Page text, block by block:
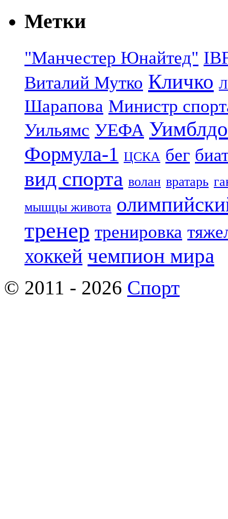
Метки
"Манчестер Юнайтед"
Виталий Мутко Кличко
Шарапова Министр
Уильямс УЕФА
Формула-1 ЦСКА бег
вид спорта волан вратарь
мышцы живота
тренер тренировка
хоккей чемпион мира
© 2011 - 2026 Спорт